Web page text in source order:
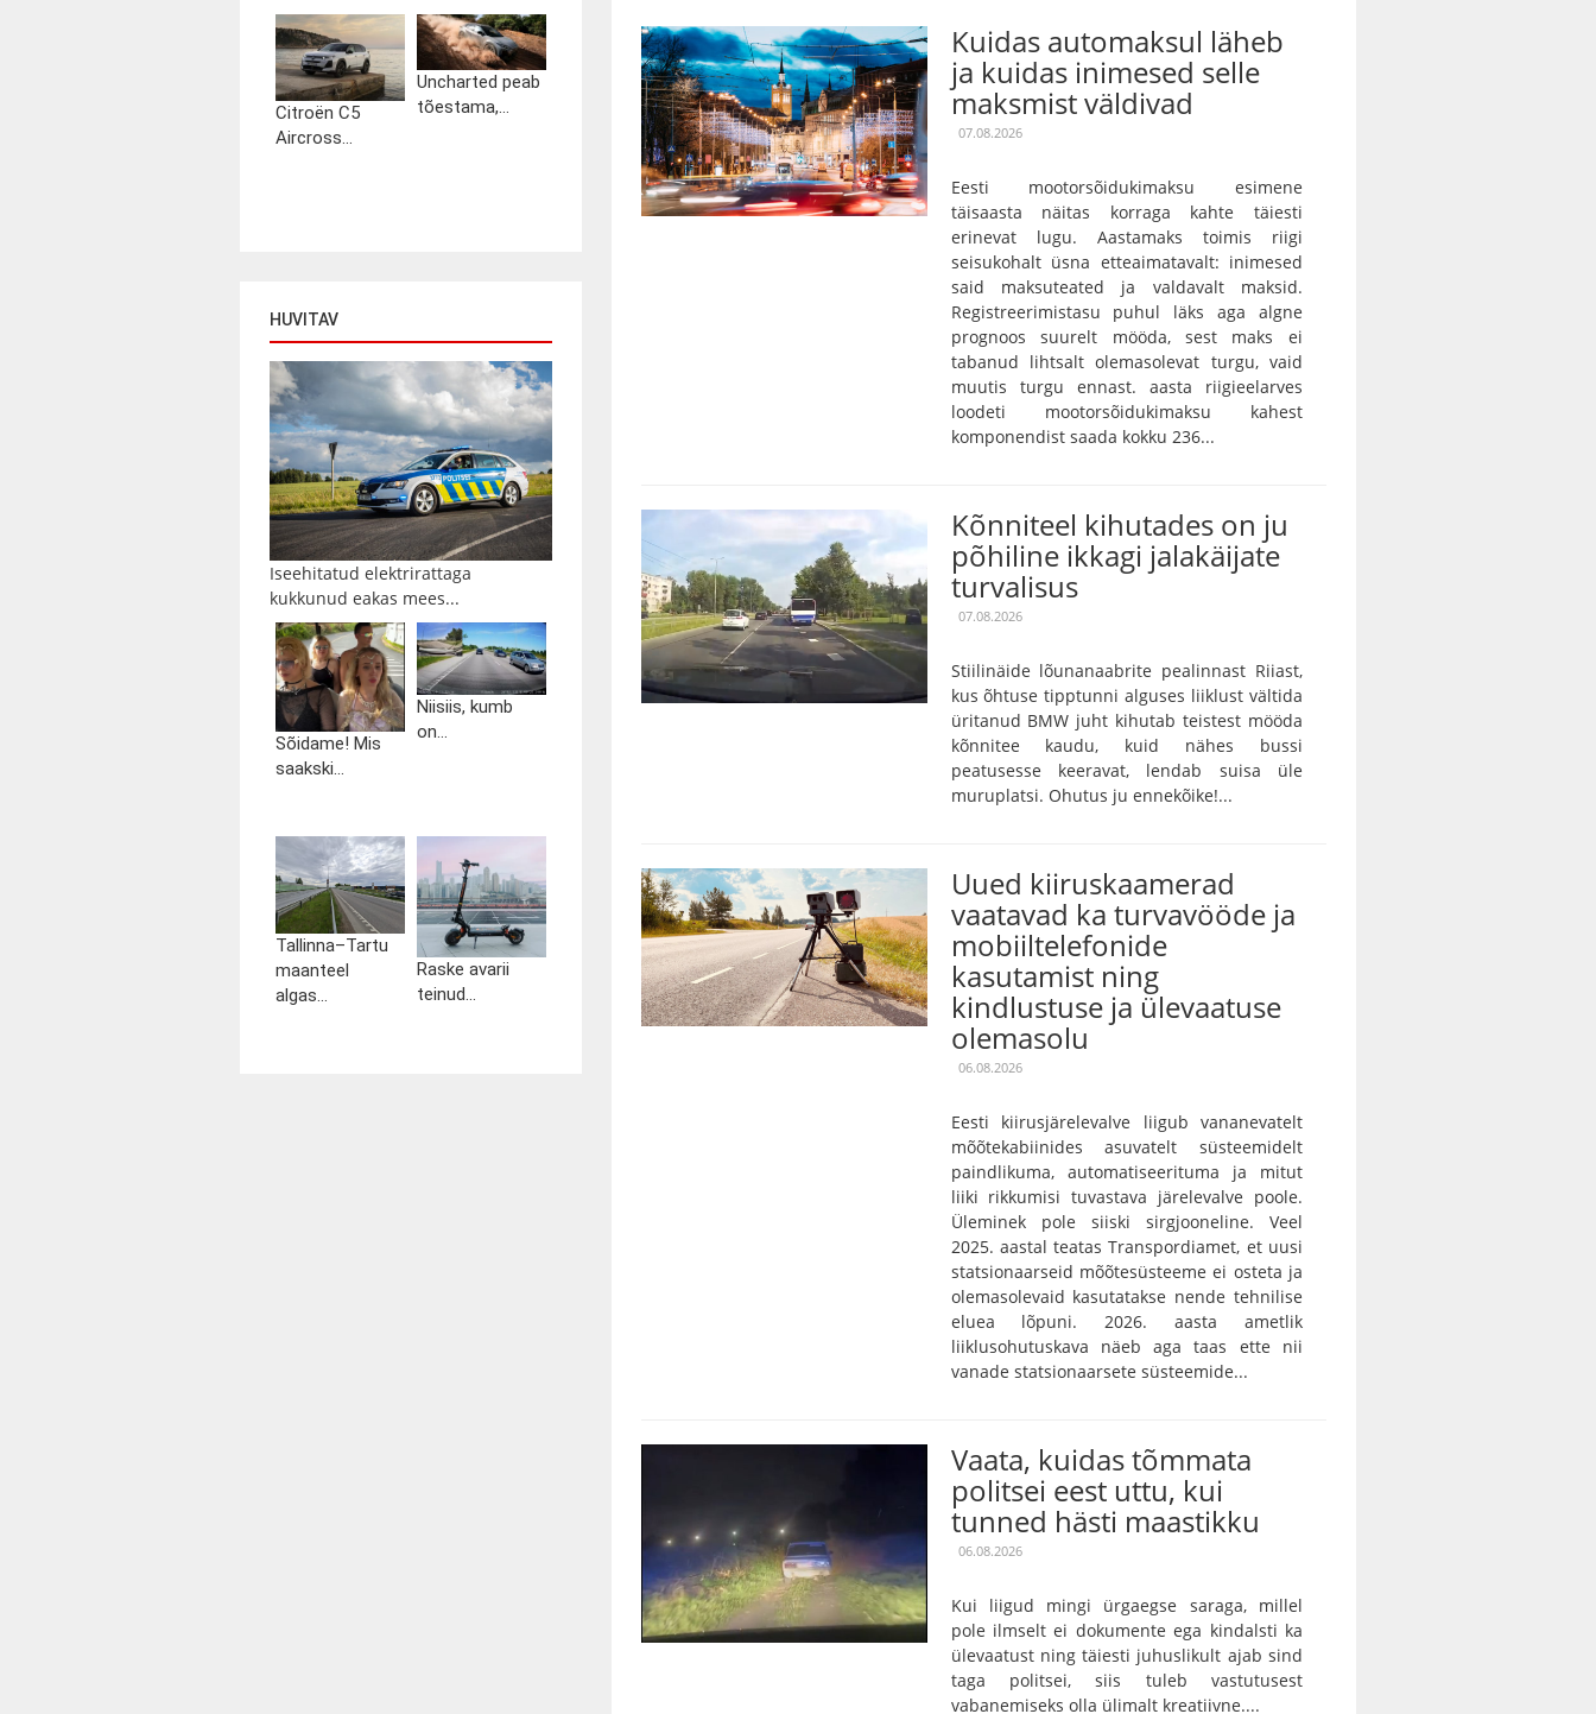
Citroën C5
Aircross...
Uncharted peab
tõestama,...
HUVITAV
Iseehitatud elektrirattaga
kukkunud eakas mees...
Sõidame! Mis
saakski...
Niisiis, kumb
on...
Tallinna–Tartu
maanteel
algas...
Raske avarii
teinud...
Kuidas automaksul läheb
ja kuidas inimesed selle
maksmist väldivad
07.08.2026
Eesti mootorsõidukimaksu esimene
täisaasta näitas korraga kahte täiesti
erinevat lugu. Aastamaks toimis riigi
seisukohalt üsna etteaimatavalt: inimesed
said maksuteated ja valdavalt maksid.
Registreerimistasu puhul läks aga algne
prognoos suurelt mööda, sest maks ei
tabanud lihtsalt olemasolevat turgu, vaid
muutis turgu ennast. aasta riigieelarves
loodeti mootorsõidukimaksu kahest
komponendist saada kokku 236...
Kõnniteel kihutades on ju
põhiline ikkagi jalakäijate
turvalisus
07.08.2026
Stiilinäide lõunanaabrite pealinnast Riiast,
kus õhtuse tipptunni alguses liiklust vältida
üritanud BMW juht kihutab teistest mööda
kõnnitee kaudu, kuid nähes bussi
peatusesse keeravat, lendab suisa üle
muruplatsi. Ohutus ju ennekõike!...
Uued kiiruskaamerad
vaatavad ka turvavööde ja
mobiiltelefonide
kasutamist ning
kindlustuse ja ülevaatuse
olemasolu
06.08.2026
Eesti kiirusjärelevalve liigub vananevatelt
mõõtekabiinides asuvatelt süsteemidelt
paindlikuma, automatiseerituma ja mitut
liiki rikkumisi tuvastava järelevalve poole.
Üleminek pole siiski sirgjooneline. Veel
2025. aastal teatas Transpordiamet, et uusi
statsionaarseid mõõtesüsteeme ei osteta ja
olemasolevaid kasutatakse nende tehnilise
eluea lõpuni. 2026. aasta ametlik
liiklusohutuskava näeb aga taas ette nii
vanade statsionaarsete süsteemide...
Vaata, kuidas tõmmata
politsei eest uttu, kui
tunned hästi maastikku
06.08.2026
Kui liigud mingi ürgaegse saraga, millel
pole ilmselt ei dokumente ega kindalsti ka
ülevaatust ning täiesti juhuslikult ajab sind
taga politsei, siis tuleb vastutusest
vabanemiseks olla ülimalt kreatiivne....